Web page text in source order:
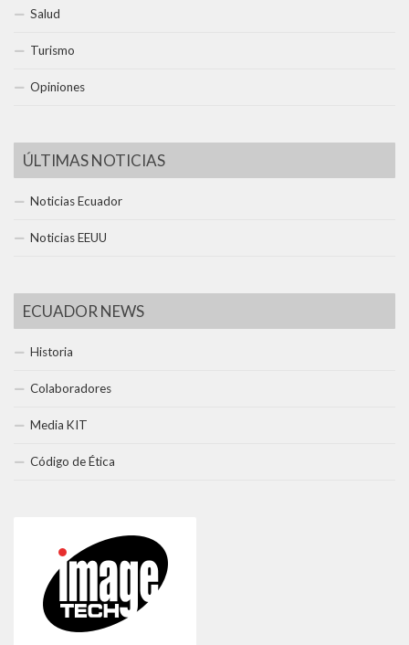
Salud
Turismo
Opiniones
ÚLTIMAS NOTICIAS
Noticias Ecuador
Noticias EEUU
ECUADOR NEWS
Historia
Colaboradores
Media KIT
Código de Ética